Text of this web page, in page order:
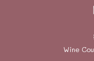
Wine